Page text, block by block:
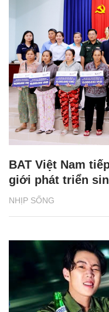
NHỊP SỐNG
BAT Việt Nam
giới phát triển